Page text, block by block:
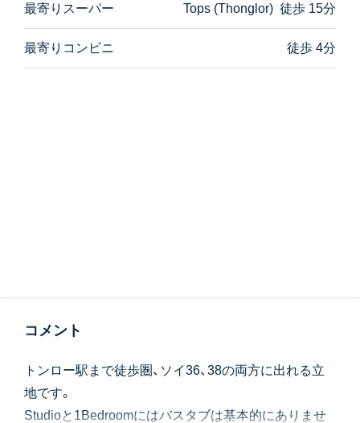
最寄りスーパー Tops (Thonglor) 徒歩 15分
最寄りコンビニ 徒歩 4分
コメント
トンロー駅まで徒歩圏、ソイ36、38の両方に出れる立
地です。
Studioと1Bedroomにはバスタブは基本的にありませ